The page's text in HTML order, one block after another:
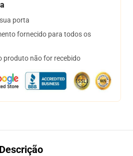
porta
fornecido para todos os
produto não for recebido
Descrição